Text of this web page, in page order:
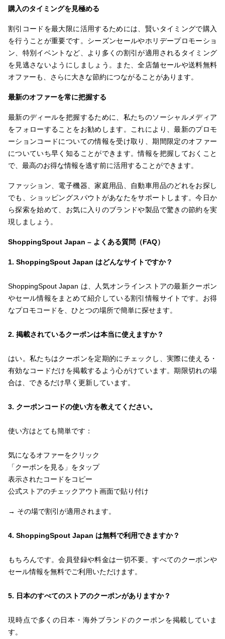
購入のタイミングを見極める
割引コードを最大限に活用するためには、賢いタイミングで購入
を行うことが重要です。シーズンセールやホリデープロモーショ
ン、特別イベントなど、より多くの割引が適用されるタイミング
を見逃さないようにしましょう。また、全店舗セールや送料無料
オファーも、さらに大きな節約につながることがあります。
最新のオファーを常に把握する
最新のディールを把握するために、私たちのソーシャルメディア
をフォローすることをお勧めします。これにより、最新のプロモ
ーションコードについての情報を受け取り、期間限定のオファー
についていち早く知ることができます。情報を把握しておくこと
で、最高のお得な情報を逃す前に活用することができます。
ファッション、電子機器、家庭用品、自動車用品のどれをお探し
でも、ショッピングスパウトがあなたをサポートします。今日か
ら探索を始めて、お気に入りのブランドや製品で驚きの節約を実
現しましょう。
ShoppingSpout Japan – よくある質問（FAQ）
1. ShoppingSpout Japan はどんなサイトですか？
ShoppingSpout Japan は、人気オンラインストアの最新クーポン
やセール情報をまとめて紹介している割引情報サイトです。お得
なプロモコードを、ひとつの場所で簡単に探せます。
2. 掲載されているクーポンは本当に使えますか？
はい。私たちはクーポンを定期的にチェックし、実際に使える・
有効なコードだけを掲載するよう心がけています。期限切れの場
合は、できるだけ早く更新しています。
3. クーポンコードの使い方を教えてください。
使い方はとても簡単です：
気になるオファーをクリック
「クーポンを見る」をタップ
表示されたコードをコピー
公式ストアのチェックアウト画面で貼り付け
→ その場で割引が適用されます。
4. ShoppingSpout Japan は無料で利用できますか？
もちろんです。会員登録や料金は一切不要。すべてのクーポンや
セール情報を無料でご利用いただけます。
5. 日本のすべてのストアのクーポンがありますか？
現時点で多くの日本・海外ブランドのクーポンを掲載していま
す。